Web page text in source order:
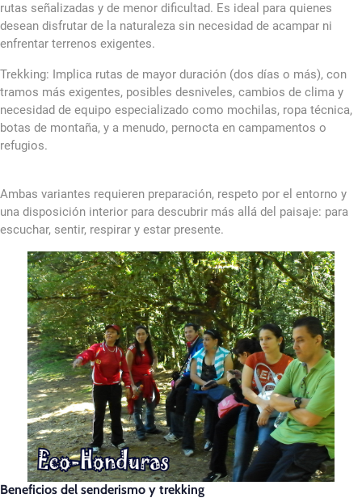
rutas señalizadas y de menor dificultad. Es ideal para quienes
desean disfrutar de la naturaleza sin necesidad de acampar ni
enfrentar terrenos exigentes.
Trekking: Implica rutas de mayor duración (dos días o más), con
tramos más exigentes, posibles desniveles, cambios de clima y
necesidad de equipo especializado como mochilas, ropa técnica,
botas de montaña, y a menudo, pernocta en campamentos o
refugios.
Ambas variantes requieren preparación, respeto por el entorno y
una disposición interior para descubrir más allá del paisaje: para
escuchar, sentir, respirar y estar presente.
Beneficios del senderismo y trekking